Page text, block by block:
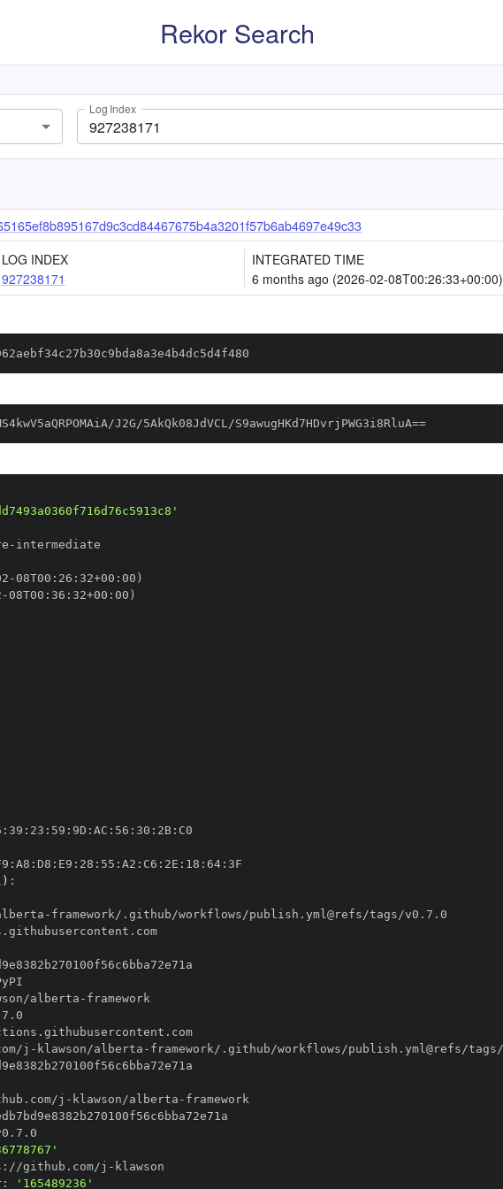
Rekor Search
Log Index
LOG INDEX
927238171
INTEGRATED TIME
6 months ago (2026-02-08T00:26:33+00:00)
J2G/5AkQk08JdVCL/S9awugHKd7HDvrjPWG3i8RluA==
-
-08T00 : 26 : 32+00 :
-08T00 : 36 : 32+00 :
: 39 : 23 : 59 : 9D : AC : 56 : 30 : 2B:
: A8 : D8 : E9 : 28 : 55 : A2 : C6 : 2E : 18 : 64:
:
-
//token.actions.githubusercontent.com
alberta-
//token.actions.githubusercontent.com
j - klawson/alberta -
j - klawson/alberta -
: //github.com/j -
: '165489236'